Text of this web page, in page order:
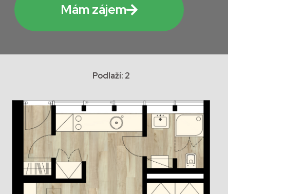
Mám zájem
Podlaží: 2